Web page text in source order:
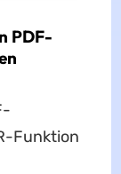
PDF-
Funktion